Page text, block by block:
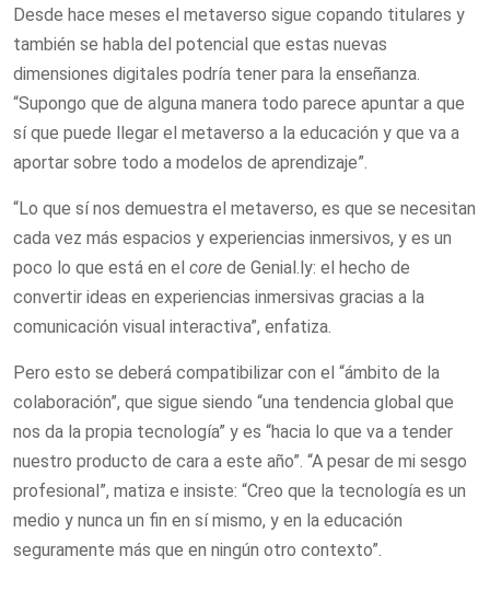
Desde hace meses el metaverso sigue copando titulares y
también se habla del potencial que estas nuevas
dimensiones digitales podría tener para la enseñanza.
“Supongo que de alguna manera todo parece apuntar a que
sí que puede llegar el metaverso a la educación y que va a
aportar sobre todo a modelos de aprendizaje”.
“Lo que sí nos demuestra el metaverso, es que se necesitan
cada vez más espacios y experiencias inmersivos, y es un
poco lo que está en el core de Genial.ly: el hecho de
convertir ideas en experiencias inmersivas gracias a la
comunicación visual interactiva”, enfatiza.
Pero esto se deberá compatibilizar con el “ámbito de la
colaboración”, que sigue siendo “una tendencia global que
nos da la propia tecnología” y es “hacia lo que va a tender
nuestro producto de cara a este año”. “A pesar de mi sesgo
profesional”, matiza e insiste: “Creo que la tecnología es un
medio y nunca un fin en sí mismo, y en la educación
seguramente más que en ningún otro contexto”.